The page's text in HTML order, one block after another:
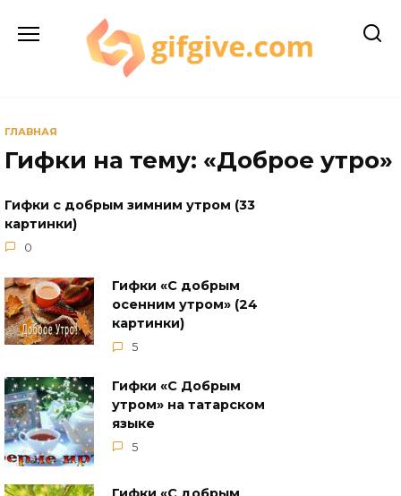
содержанию
ГЛАВНАЯ
Гифки на тему: «Доброе утро»
Гифки с добрым зимним утром (33
картинки)
0
Гифки «С добрым
осенним утром» (24
картинки)
5
Гифки «С Добрым
утром» на татарском
языке
5